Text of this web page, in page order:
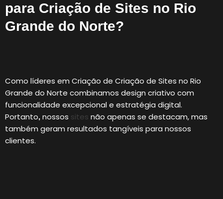
para Criação de Sites no Rio
Grande do Norte?
Como líderes em Criação de Criação de Sites no Rio
Grande do Norte combinamos design criativo com
funcionalidade excepcional e estratégia digital.
Portanto, nossos sites não apenas se destacam, mas
também geram resultados tangíveis para nossos
clientes.